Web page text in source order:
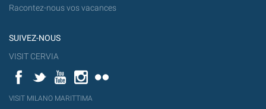
Racontez-nous vos vacances
SUIVEZ-NOUS
VISIT CERVIA
FacebookTwitterYouTubeInstagram
YouT
VISIT MILANO MARITTIMA